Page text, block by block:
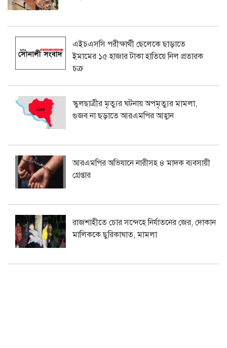
এইচএসসি পরীক্ষার্থী ছেলেকে ছাড়াতে
ইমামের ১৫ হাজার টাকা হাতিয়ে নিল প্রতারক
চক্র
স্কুলছাত্রীর মৃত্যুর ঘটনায় অপমৃত্যুর মামলা,
গুজব না ছড়াতে আরএমপির আহ্বান
আরএমপির অভিযানে নারীসহ ৪ মাদক ব্যবসায়ী
গ্রেপ্তার
রাজশাহীতে চোর সন্দেহে নির্যাতনের জের, দোকান
মালিককে ছুরিকাঘাত, মামলা